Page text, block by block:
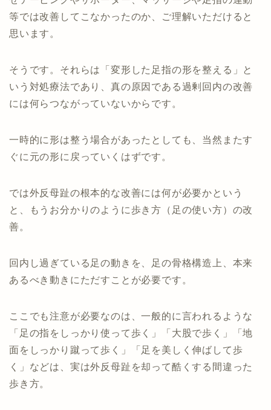
等では改善してこなかったのか、ご理解いただけると
思います。
そうです。それらは「変形した足指の形を整える」と
いう対処療法であり、真の原因である過剰回内の改善
には何らつながっていないからです。
一時的に形は整う場合があったとしても、当然またす
ぐに元の形に戻っていくはずです。
では外反母趾の根本的な改善には何が必要かという
と、もうお分かりのように歩き方（足の使い方）の改
善。
回内し過ぎている足の動きを、足の骨格構造上、本来
あるべき動きにただすことが必要です。
ここでも注意が必要なのは、一般的に言われるような
「足の指をしっかり使って歩く」「大股で歩く」「地
面をしっかり蹴って歩く」「足を美しく伸ばして歩
く」などは、実は外反母趾を却って酷くする間違った
歩き方。